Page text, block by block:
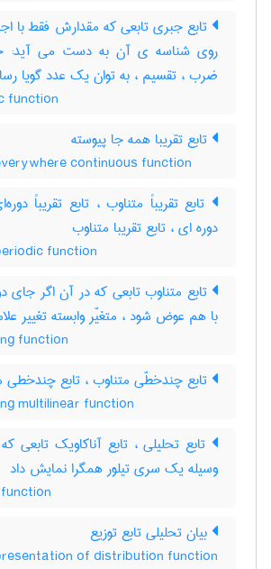
تابع جبری تابعی که مقدارش فقط با
روی شناسه ی آن به دست می آید:
ضرب ، تقسیم ، به توان یک عدد گویا
function
تابع تقریبا همه جا پیوسته
continuous function
تابع تقریباً متناوب ، تابع تقریباً
دوره ای ، تابع تقریبا متناوب
function
تابع متناوب تابعی که در آن اگر جای
با هم عوض شود ، متغیّر وابسته تغییر
function
تابع چندخطّی متناوب ، تابع چندخطی
multilinear function
تابع تحلیلی ، تابع آناکاویک تابعی
وسیله یک سری تیلور همگرا نمایش داد
بیان تحلیلی تابع توزیع
of distribution function